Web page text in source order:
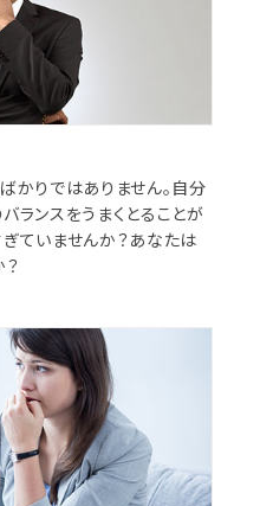
かりではありません。自分
ランスをうまくとることが
ていませんか？あなたは